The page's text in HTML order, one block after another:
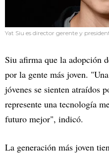
Yat Siu es director gerente y
Siu afirma que la adopción
por la gente más joven.
jóvenes se sienten atraídos
represente una tecnología
futuro mejor", indicó.
La generación más joven